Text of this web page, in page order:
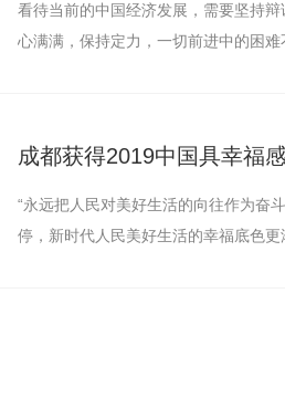
建筑智能化工程
看待当前的中国经济发展，需要坚持
心满满，保持定力，一切前进中的困
成都获得2019中国具幸福
“永远把人民对美好生活的向往作为奋
停，新时代人民美好生活的幸福底色